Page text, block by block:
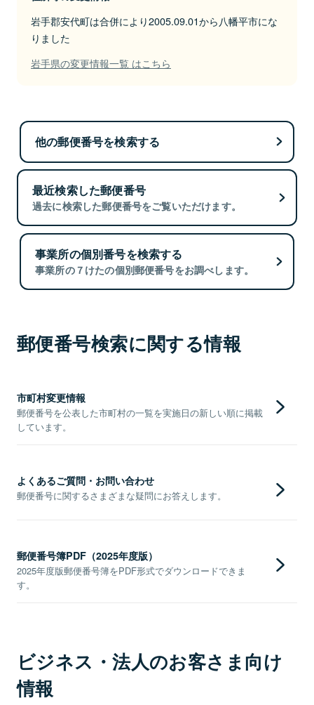
岩手郡安代町は合併により2005.09.01から八幡平市にな
りました
岩手県の変更情報一覧 はこちら
他の郵便番号を検索する
最近検索した郵便番号
過去に検索した郵便番号をご覧いただけます。
事業所の個別番号を検索する
事業所の７けたの個別郵便番号をお調べします。
郵便番号検索に関する情報
市町村変更情報
郵便番号を公表した市町村の一覧を実施日の新しい順に掲載
しています。
よくあるご質問・お問い合わせ
郵便番号に関するさまざまな疑問にお答えします。
郵便番号簿PDF（2025年度版）
2025年度版郵便番号簿をPDF形式でダウンロードできま
す。
ビジネス・法人のお客さま向け
情報